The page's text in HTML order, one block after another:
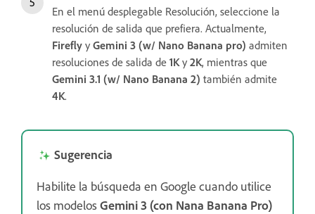
En el menú desplegable Resolución, seleccione la
resolución de salida que prefiera. Actualmente,
Firefly y Gemini 3 (w/ Nano Banana pro) admiten
resoluciones de salida de 1Ky 2K, mientras que
Gemini 3.1 (w/ Nano Banana 2) también admite
4K.
Sugerencia
Habilite la búsqueda en Google cuando utilice
los modelosGemini 3 (con Nana Banana Pro)